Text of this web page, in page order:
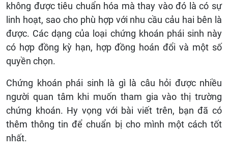
không được tiêu chuẩn hóa mà thay vào đó là có sự
linh hoạt, sao cho phù hợp với nhu cầu cảu hai bên là
được. Các dạng của loại chứng khoán phái sinh này
có hợp đồng kỳ hạn, hợp đồng hoán đổi và một số
quyền chọn.
Chứng khoán phái sinh là gì là câu hỏi được nhiều
người quan tâm khi muốn tham gia vào thị trường
chứng khoán. Hy vọng với bài viết trên, bạn đã có
thêm thông tin để chuẩn bị cho mình một cách tốt
nhất.